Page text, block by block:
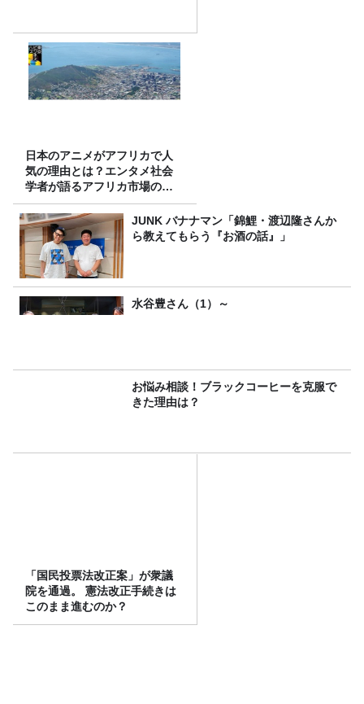
日本のアニメがアフリカで人
気の理由とは？エンタメ社会
学者が語るアフリカ市場のリ
アル
JUNK バナナマン「錦鯉・渡辺隆さんか
ら教えてもらう『お酒の話』」
水谷豊さん（1）～
お悩み相談！ブラックコーヒーを克服で
きた理由は？
「国民投票法改正案」が衆議
院を通過。 憲法改正手続きは
このまま進むのか？